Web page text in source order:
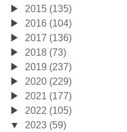
2015 (135)
2016 (104)
2017 (136)
2018 (73)
2019 (237)
2020 (229)
2021 (177)
2022 (105)
2023 (59)